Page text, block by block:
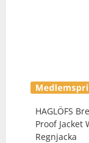
HAGLÖFS
Proof Jacket
Regnjacka